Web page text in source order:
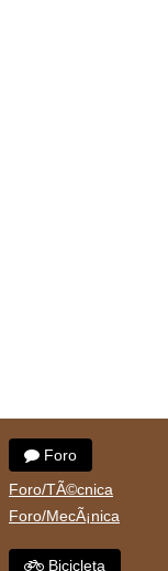
Foro
Foro/TÃ©cnica
Foro/MecÃ¡nica
Bicicleta